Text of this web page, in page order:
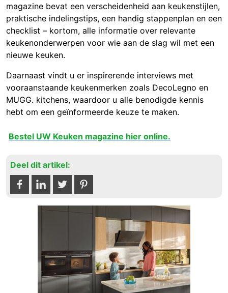
magazine bevat een verscheidenheid aan keukenstijlen,
praktische indelingstips, een handig stappenplan en een
checklist – kortom, alle informatie over relevante
keukenonderwerpen voor wie aan de slag wil met een
nieuwe keuken.
Daarnaast vindt u er inspirerende interviews met
vooraanstaande keukenmerken zoals DecoLegno en
MUGG. kitchens, waardoor u alle benodigde kennis
hebt om een geïnformeerde keuze te maken.
Bestel UW Keuken magazine hier online.
Deel dit artikel: